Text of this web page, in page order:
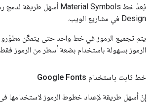
Design في مشاريع الويب.
يتم تجميع الرموز في خط واحد حتى يتمكّن
الرموز بسهولة باستخدام بضعة أسطر من الرموز
خط ثابت باستخدام Google Fonts
إنّ أسهل طريقة لإعداد خطوط الرموز